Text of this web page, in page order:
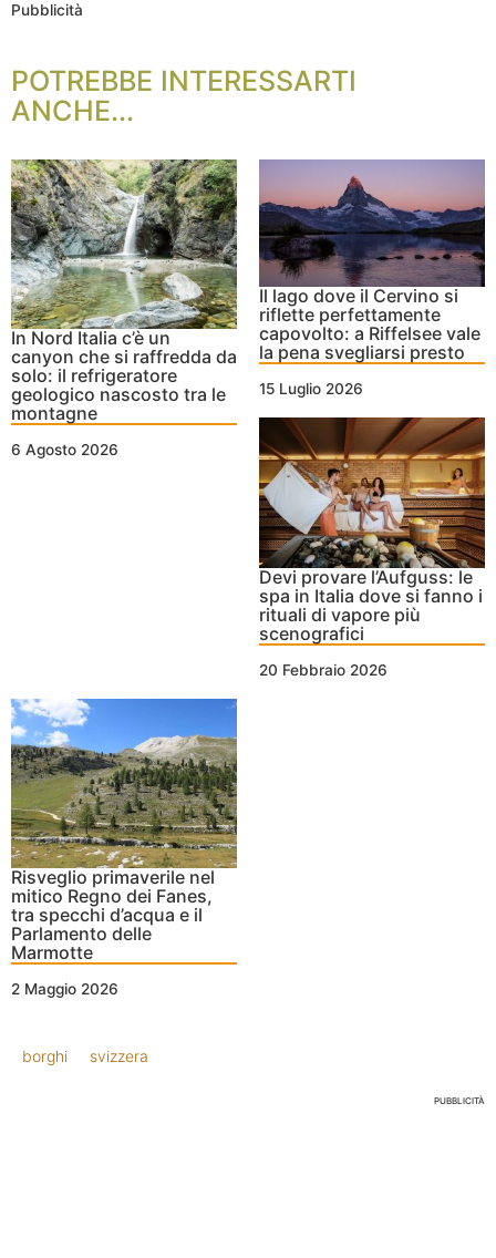
Pubblicità
POTREBBE INTERESSARTI
ANCHE...
In Nord Italia c’è un
canyon che si raffredda da
solo: il refrigeratore
geologico nascosto tra le
montagne
6 Agosto 2026
Il lago dove il Cervino si
riflette perfettamente
capovolto: a Riffelsee vale
la pena svegliarsi presto
15 Luglio 2026
Devi provare l’Aufguss: le
spa in Italia dove si fanno i
rituali di vapore più
scenografici
20 Febbraio 2026
Risveglio primaverile nel
mitico Regno dei Fanes,
tra specchi d’acqua e il
Parlamento delle
Marmotte
2 Maggio 2026
borghi svizzera
PUBBLICITÀ